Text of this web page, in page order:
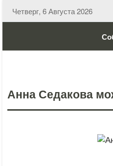
Четверг, 6 Августа 2026
Анна Седакова